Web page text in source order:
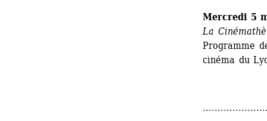
Mercredi 5
La
Programme
cinéma du